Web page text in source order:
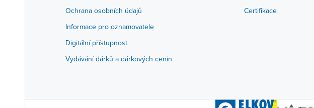
Ochrana osobních údajů
Informace pro oznamovatele
Digitální přístupnost
Vydávání dárků a dárkových cenin
Certifikace